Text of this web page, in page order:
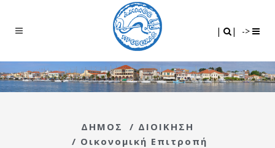
| | ->
ΔΗΜΟΣ / ΔΙΟΙΚΗΣΗ
/ Οικονομική Επιτροπή